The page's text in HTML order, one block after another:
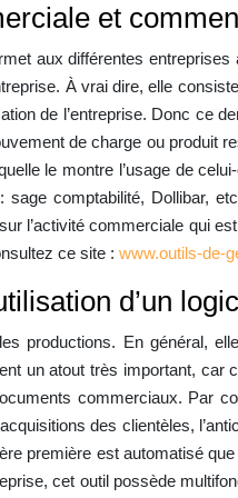
et
aux différentes
À vrai dire, elle
de l’entreprise. Donc ce
de charge ou produit
le montre l’usage de
comptabilité, Dollibar,
l’activité commerciale qui
ce site : www.outils-de-
d’un
productions. En général,
un atout très important, car
commerciaux. Par
des clientèles,
première est automatisé
cet outil possède